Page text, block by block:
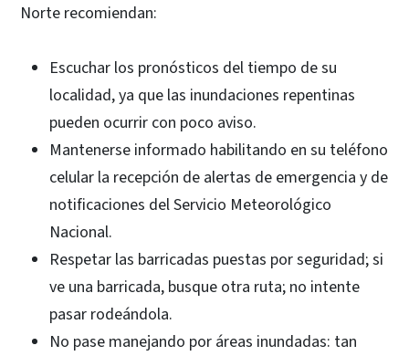
Norte recomiendan:
Escuchar los pronósticos del tiempo de su
localidad, ya que las inundaciones repentinas
pueden ocurrir con poco aviso.
Mantenerse informado habilitando en su teléfono
celular la recepción de alertas de emergencia y de
notificaciones del Servicio Meteorológico
Nacional.
Respetar las barricadas puestas por seguridad; si
ve una barricada, busque otra ruta; no intente
pasar rodeándola.
No pase manejando por áreas inundadas: tan